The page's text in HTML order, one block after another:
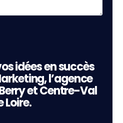
idées en succès
l’agence
et Centre-Val
Loire.